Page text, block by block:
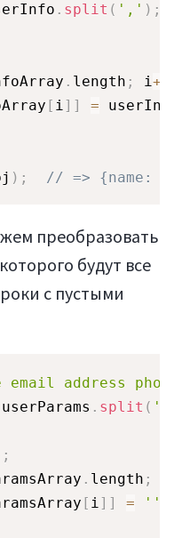
. split ( ',' ) ;
. length ; i+=
[ i] ] =
) ; // => {name:
преобразовать
будут все
с пустыми
email address
userParams . split ( '
;
. length ;
[ i] ] = ''